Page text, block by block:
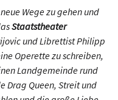
Wege zu gehen und
Staatstheater
und Librettist Philipp
Operette zu schreiben,
Landgemeinde rund
Drag Queen, Streit und